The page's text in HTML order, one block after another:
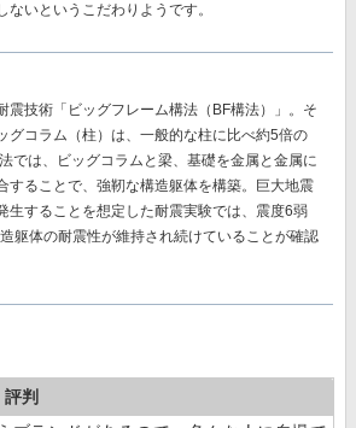
いというこだわりようです。
震技術 「ビッグフレーム構法（BF構法）」。 そ
グコラム（柱）は、一般的な柱に比べ約5倍の
では、ビッグコラムと梁、基礎を金属と金属に
することで、強靭な構造躯体を構築。巨大地震
生することを想定した耐震実験では、 震度6弱
躯体の耐震性が維持され続けていることが確認
判